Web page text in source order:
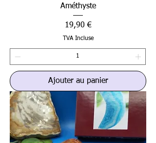
Améthyste
Prix
19,90 €
TVA Incluse
Ajouter au panier